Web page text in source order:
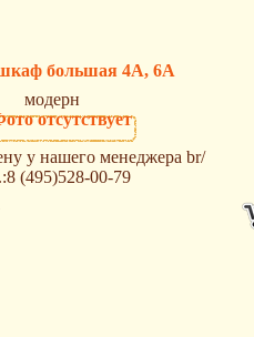
большая 4А, 6А
модерн
у нашего менеджера br/
(495)528-00-79